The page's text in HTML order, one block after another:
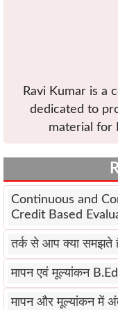
Ravi Kumar is a
dedicated to
material for
Continuous and
Credit Based
तर्क से आप क्या समझते
मापन एवं मूल्यांकन
मापन और मूल्यांकन में